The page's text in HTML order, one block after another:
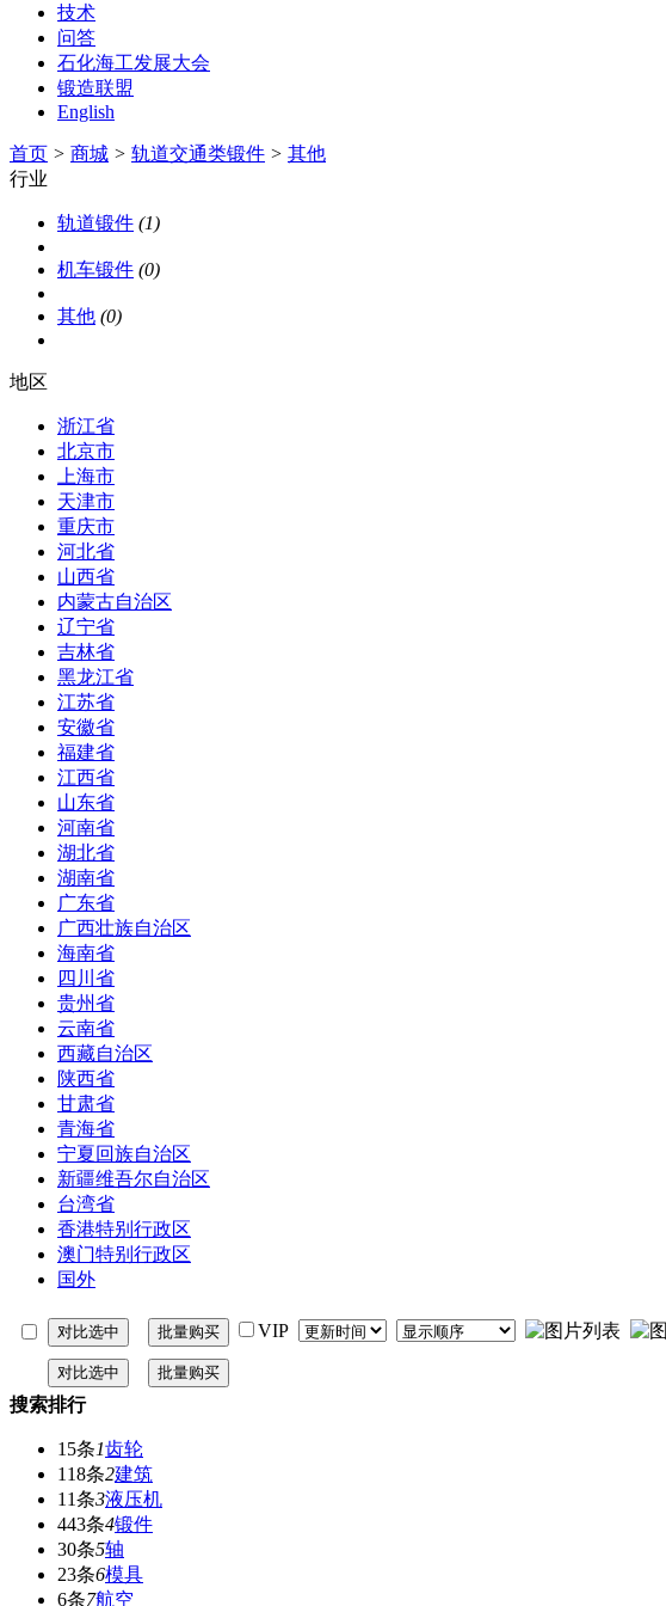
技术
问答
石化海工发展大会
锻造联盟
English
首页 > 商城 > 轨道交通类锻件 > 其他
行业
轨道锻件 (1)
机车锻件 (0)
其他 (0)
地区
浙江省
北京市
上海市
天津市
重庆市
河北省
山西省
内蒙古自治区
辽宁省
吉林省
黑龙江省
江苏省
安徽省
福建省
江西省
山东省
河南省
湖北省
湖南省
广东省
广西壮族自治区
海南省
四川省
贵州省
云南省
西藏自治区
陕西省
甘肃省
青海省
宁夏回族自治区
新疆维吾尔自治区
台湾省
香港特别行政区
澳门特别行政区
国外
VIP
搜索排行
15条1齿轮
118条2建筑
11条3液压机
443条4锻件
30条5轴
23条6模具
6条7航空